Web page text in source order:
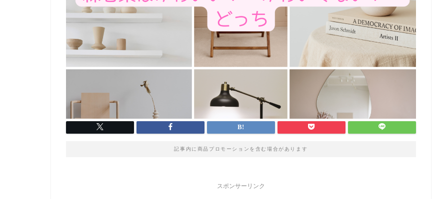
記事内に商品プロモーションを含む場合があります
スポンサーリンク